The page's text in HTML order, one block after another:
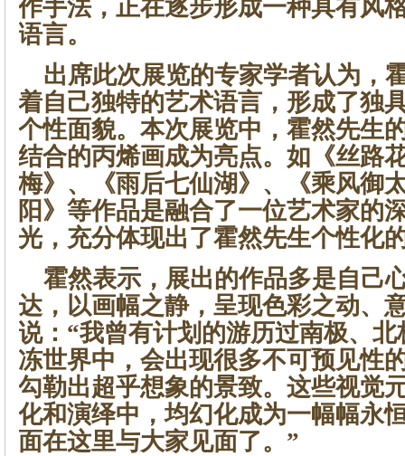
作手法，正在逐步形成一种具有风
语言。
出席此次展览的专家学者认为，
着自己独特的艺术语言，形成了独
个性面貌。本次展览中，霍然先生
结合的丙烯画成为亮点。如《丝路
梅》、《雨后七仙湖》、《乘风御
阳》等作品是融合了一位艺术家的
光，充分体现出了霍然先生个性化
霍然表示，展出的作品多是自己
达，以画幅之静，呈现色彩之动、
说：“我曾有计划的游历过南极、
冻世界中，会出现很多不可预见性
勾勒出超乎想象的景致。这些视觉
化和演绎中，均幻化成为一幅幅永
面在这里与大家见面了。”